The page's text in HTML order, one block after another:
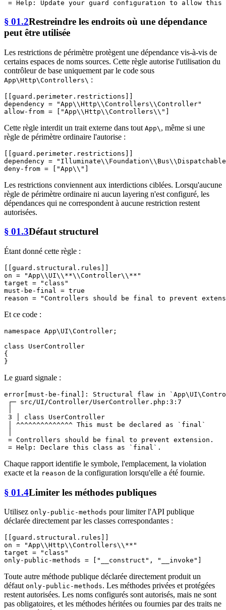
§ 01.2Restreindre les endroits où une dépendance
peut être utilisée
Les restrictions de périmètre protègent une dépendance vis-à-vis de
certains espaces de noms sources. Cette règle autorise l'utilisation du
contrôleur de base uniquement par le code sous
App\Http\Controllers\ :
[[guard.perimeter.restrictions]]
dependency =
"App\\Http\\Controllers\\Controller"
allow-from = [ "App\\Http\\Controllers\\"
Cette règle interdit un trait externe dans tout App\ , même si une
règle de périmètre ordinaire l'autorise :
[[guard.perimeter.restrictions]]
dependency =
deny-from = [ "App\\"
Les restrictions conviennent aux interdictions ciblées. Lorsqu'aucune
règle de périmètre ordinaire ni aucun layering n'est configuré, les
dépendances qui ne correspondent à aucune restriction restent
autorisées.
§ 01.3Défaut structurel
Étant donné cette règle :
[[guard.structural.rules]]
on =
"App\\UI\\**\\Controller\\**"
target =
"class"
must-be-final
= true
reason = "Controllers should be final to prevent
Et ce code :
namespace App\ UI\Controller ;
class
UserController
{
Le guard signale :
error[must-be-final]: Structural flaw in
┌─ src/UI/Controller/UserController.php:3:7
3 │ class UserController
│ ^^^^^^^^^^^^^^ This must be declared as `final`
= Controllers should be final to prevent extension.
Chaque rapport identifie le symbole, l'emplacement, la violation
exacte et la reason de la configuration lorsqu'elle a été fournie.
§ 01.4Limiter les méthodes publiques
Utilisez only-public-methods pour limiter l'API publique
déclarée directement par les classes correspondantes :
[[guard.structural.rules]]
on =
"App\\Http\\Controllers\\**"
target =
"class"
only-public-methods = [ "__construct" , "__invoke"
Toute autre méthode publique déclarée directement produit un
défaut only-public-methods. Les méthodes privées et protégées
restent autorisées. Les noms configurés sont autorisés, mais ne sont
pas obligatoires, et les méthodes héritées ou fournies par des traits ne